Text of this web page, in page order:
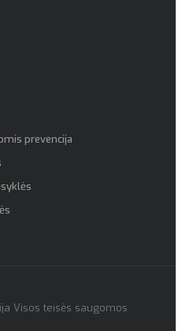
prevencija
Visos teisės saugomos